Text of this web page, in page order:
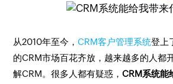
从2010年至今，CRM客户管理系统登上
的CRM市场百花齐放，越来越多的人都
解CRM。很多人都有疑惑，CRM系统能